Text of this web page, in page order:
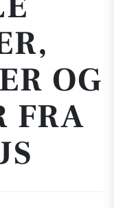
OG
FRA